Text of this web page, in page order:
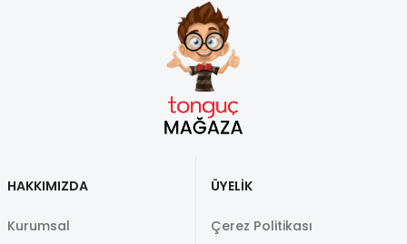
HAKKIMIZDA
Kurumsal
ÜYELİK
Çerez Politikası